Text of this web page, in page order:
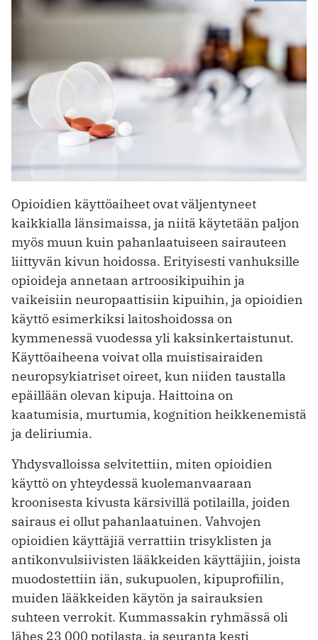
Opioidien käyttöaiheet ovat väljentyneet
kaikkialla länsimaissa, ja niitä käytetään paljon
myös muun kuin pahanlaatuiseen sairauteen
liittyvän kivun hoidossa. Erityisesti vanhuksille
opioideja annetaan artroosikipuihin ja
vaikeisiin neuropaattisiin kipuihin, ja opioidien
käyttö esimerkiksi laitoshoidossa on
kymmenessä vuodessa yli kaksinkertaistunut.
Käyttöaiheena voivat olla muistisairaiden
neuropsykiatriset oireet, kun niiden taustalla
epäillään olevan kipuja. Haittoina on
kaatumisia, murtumia, kognition heikkenemistä
ja deliriumia.
Yhdysvalloissa selvitettiin, miten opioidien
käyttö on yhteydessä kuolemanvaaraan
kroonisesta kivusta kärsivillä potilailla, joiden
sairaus ei ollut pahanlaatuinen. Vahvojen
opioidien käyttäjiä verrattiin trisyklisten ja
antikonvulsiivisten lääkkeiden käyttäjiin, joista
muodostettiin iän, sukupuolen, kipuprofiilin,
muiden lääkkeiden käytön ja sairauksien
suhteen verrokit. Kummassakin ryhmässä oli
lähes 23 000 potilasta, ja seuranta kesti